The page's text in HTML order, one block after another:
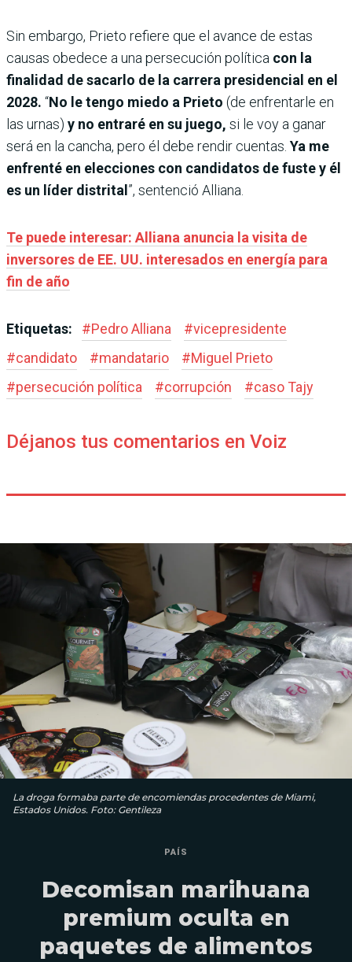
Sin embargo, Prieto refiere que el avance de estas
causas obedece a una persecución política con la
finalidad de sacarlo de la carrera presidencial en el
2028. “No le tengo miedo a Prieto (de enfrentarle en
las urnas) y no entraré en su juego, si le voy a ganar
será en la cancha, pero él debe rendir cuentas. Ya me
enfrenté en elecciones con candidatos de fuste y él
es un líder distrital ”, sentenció Alliana.
Te puede interesar: Alliana anuncia la visita de
inversores de EE. UU. interesados en energía para
fin de año
Etiquetas: #Pedro Alliana #vicepresidente
#candidato #mandatario #Miguel Prieto
#persecución política #corrupción #caso Tajy
Déjanos tus comentarios en Voiz
La droga formaba parte de encomiendas procedentes de Miami,
Estados Unidos. Foto: Gentileza
PAÍS
Decomisan marihuana
premium oculta en
paquetes de alimentos